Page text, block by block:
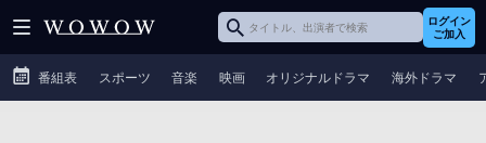
ログイン
ご加入
番組表 スポーツ 音楽 映画 オリジナルドラマ 海外ドラマ